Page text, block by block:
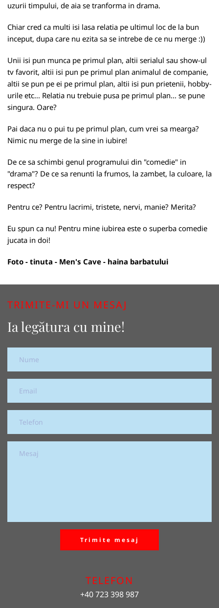
uzurii timpului, de aia se tranforma in drama.
Chiar cred ca multi isi lasa relatia pe ultimul loc de la bun
inceput, dupa care nu ezita sa se intrebe de ce nu merge :))
Unii isi pun munca pe primul plan, altii serialul sau show-ul
tv favorit, altii isi pun pe primul plan animalul de companie,
altii se pun pe ei pe primul plan, altii isi pun prietenii, hobby-
urile etc... Relatia nu trebuie pusa pe primul plan... se pune
singura. Oare?
Pai daca nu o pui tu pe primul plan, cum vrei sa mearga?
Nimic nu merge de la sine in iubire!
De ce sa schimbi genul programului din "comedie" in
"drama"? De ce sa renunti la frumos, la zambet, la culoare, la
respect?
Pentru ce? Pentru lacrimi, tristete, nervi, manie? Merita?
Eu spun ca nu! Pentru mine iubirea este o superba comedie
jucata in doi!
Foto - tinuta - Men's Cave - haina barbatului
TRIMITE-MI UN MESAJ
Ia legătura cu mine!
Trimite mesaj
TELEFON
+40 723 398 987